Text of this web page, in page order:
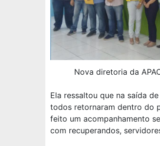
Nova diretoria da
Ela ressaltou que na saída
todos retornaram dentro do
feito um acompanhamento
com recuperandos,